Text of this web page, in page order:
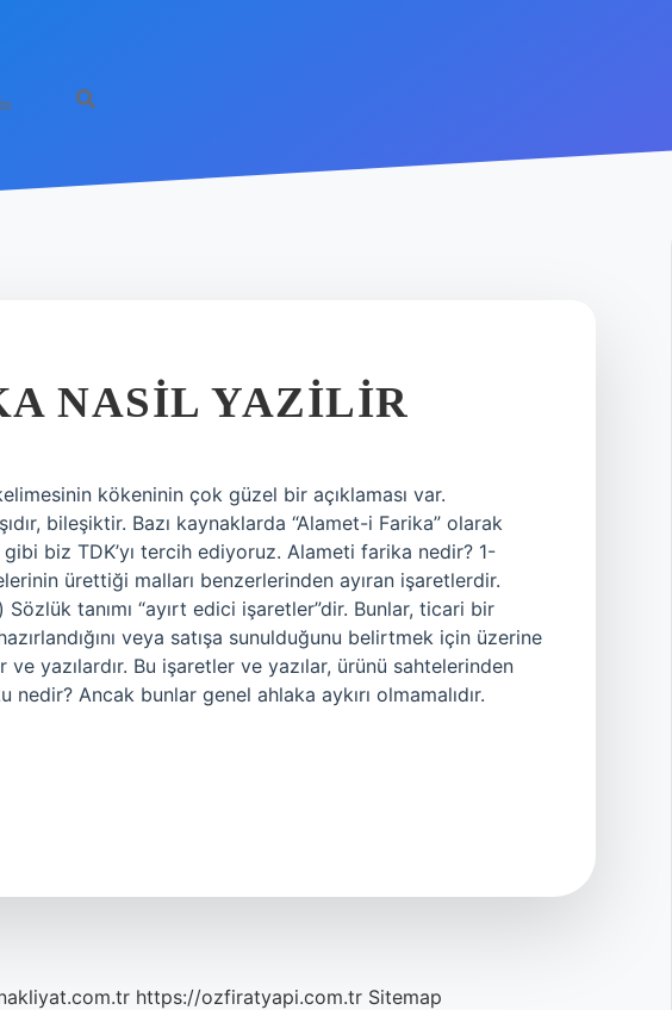
NASIL YAZILIR
kökeninin çok güzel bir açıklaması var.
bileşiktir. Bazı kaynaklarda “Alamet-i Farika” olarak
biz TDK’yı tercih ediyoruz. Alameti farika nedir? 1-
ürettiği malları benzerlerinden ayıran işaretlerdir.
tanımı “ayırt edici işaretler”dir. Bunlar, ticari bir
veya satışa sunulduğunu belirtmek için üzerine
yazılardır. Bu işaretler ve yazılar, ürünü sahtelerinden
Ancak bunlar genel ahlaka aykırı olmamalıdır.
https://ozfiratyapi.com.tr Sitemap